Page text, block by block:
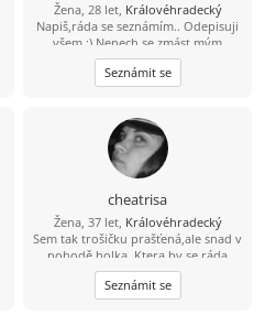
Žena, 28 let, Královéhradecký
Napiš,ráda se seznámím.. Odepisuji
všem :) Nenech se zmást mým
věkem,myslím si,že na svůj věk jsem
dost vyspělá..
Seznámit se
cheatrisa
Žena, 37 let, Královéhradecký
Sem tak trošičku prašťená,ale snad v
pohodě holka. Ktera by se ráda
seznamila se slecnou/klukem, ženou/
mužem.... Ráda bych našla pohodáře
ktery me bude mít ráad takovou
Seznámit se